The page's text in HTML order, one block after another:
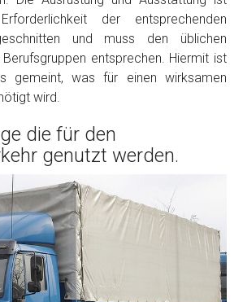
der entsprechenden
und muss den üblichen
entsprechen. Hiermit ist
gemeint, was für einen wirksamen
wird.
die für den
genutzt werden.